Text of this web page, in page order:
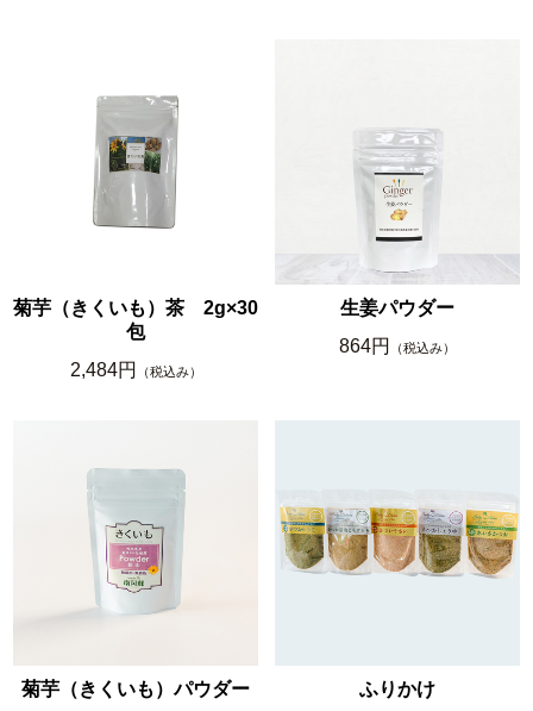
菊芋（きくいも）茶 2g×30
包
2,484円
（税込み）
生姜パウダー
864円
（税込み）
菊芋（きくいも）パウダー
ふりかけ